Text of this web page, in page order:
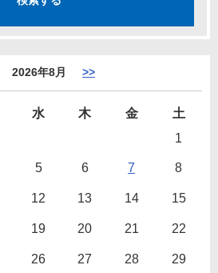
2026年8月 >>
水 木 金
土
1
5 6 7 8
12 13 14 15
19 20 21 22
26 27 28 29